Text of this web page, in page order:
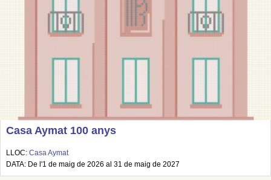
Casa Aymat 100 anys
LLOC: Casa Aymat
DATA: De l'1 de maig de 2026 al 31 de maig de 2027